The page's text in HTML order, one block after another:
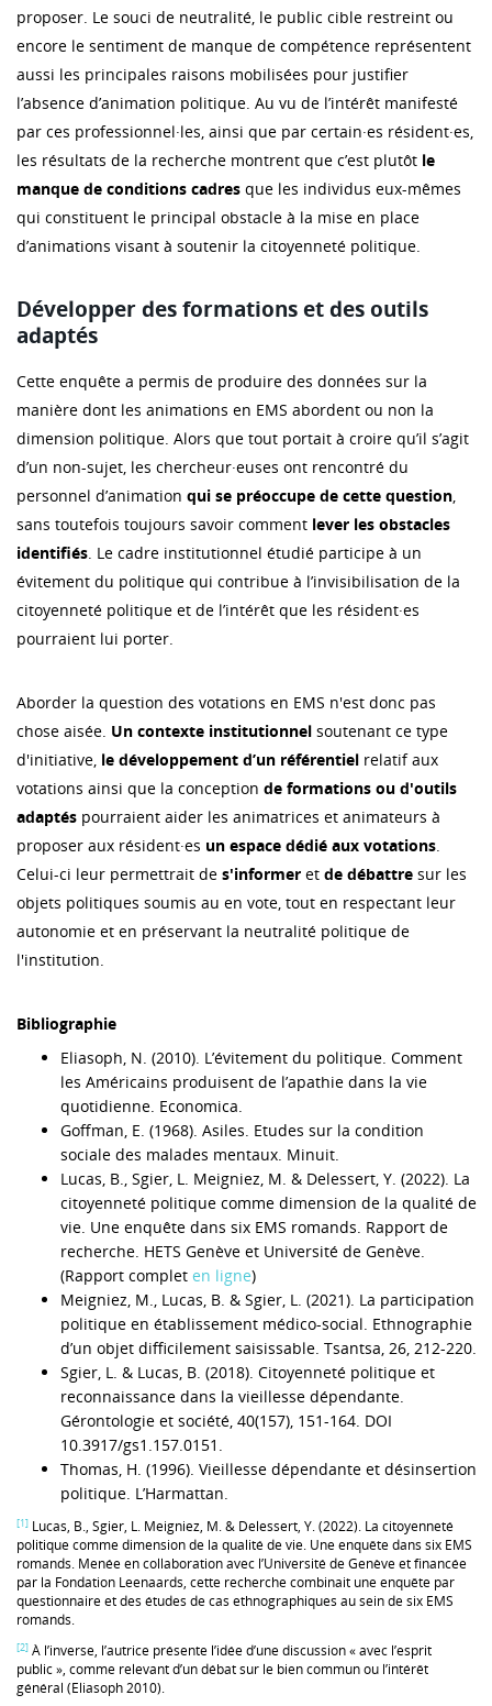
proposer. Le souci de neutralité, le public cible restreint ou
encore le sentiment de manque de compétence représentent
aussi les principales raisons mobilisées pour justifier
l’absence d’animation politique. Au vu de l’intérêt manifesté
par ces professionnel·les, ainsi que par certain·es résident·es,
les résultats de la recherche montrent que c’est plutôt le
manque de conditions cadres que les individus eux-mêmes
qui constituent le principal obstacle à la mise en place
d’animations visant à soutenir la citoyenneté politique.
Développer des formations et des outils
adaptés
Cette enquête a permis de produire des données sur la
manière dont les animations en EMS abordent ou non la
dimension politique. Alors que tout portait à croire qu’il s’agit
d’un non-sujet, les chercheur·euses ont rencontré du
personnel d’animation qui se préoccupe de cette question,
sans toutefois toujours savoir comment lever les obstacles
identifiés. Le cadre institutionnel étudié participe à un
évitement du politique qui contribue à l’invisibilisation de la
citoyenneté politique et de l’intérêt que les résident·es
pourraient lui porter.
Aborder la question des votations en EMS n'est donc pas
chose aisée. Un contexte institutionnel soutenant ce type
d'initiative, le développement d’un référentiel relatif aux
votations ainsi que la conception de formations ou d'outils
adaptés pourraient aider les animatrices et animateurs à
proposer aux résident·es un espace dédié aux votations.
Celui-ci leur permettrait de s'informer et de débattre sur les
objets politiques soumis au en vote, tout en respectant leur
autonomie et en préservant la neutralité politique de
l'institution.
Bibliographie
Eliasoph, N. (2010). L’évitement du politique. Comment
les Américains produisent de l’apathie dans la vie
quotidienne. Economica.
Goffman, E. (1968). Asiles. Etudes sur la condition
sociale des malades mentaux. Minuit.
Lucas, B., Sgier, L. Meigniez, M. & Delessert, Y. (2022). La
citoyenneté politique comme dimension de la qualité de
vie. Une enquête dans six EMS romands. Rapport de
recherche. HETS Genève et Université de Genève.
(Rapport complet en ligne)
Meigniez, M., Lucas, B. & Sgier, L. (2021). La participation
politique en établissement médico-social. Ethnographie
d’un objet difficilement saisissable. Tsantsa, 26, 212-220.
Sgier, L. & Lucas, B. (2018). Citoyenneté politique et
reconnaissance dans la vieillesse dépendante.
Gérontologie et société, 40(157), 151-164. DOI
10.3917/gs1.157.0151.
Thomas, H. (1996). Vieillesse dépendante et désinsertion
politique. L’Harmattan.
[1] Lucas, B., Sgier, L. Meigniez, M. & Delessert, Y. (2022). La citoyenneté
politique comme dimension de la qualité de vie. Une enquête dans six EMS
romands. Menée en collaboration avec l’Université de Genève et financée
par la Fondation Leenaards, cette recherche combinait une enquête par
questionnaire et des études de cas ethnographiques au sein de six EMS
romands.
[2] À l’inverse, l’autrice présente l’idée d’une discussion « avec l’esprit
public », comme relevant d’un débat sur le bien commun ou l’intérêt
général (Eliasoph 2010).